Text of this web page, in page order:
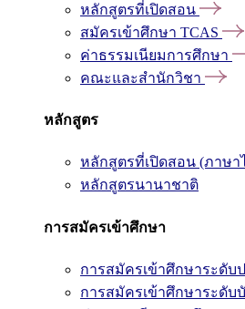
หลักสูตรที่เปิดสอน
สมัครเข้าศึกษา TCAS
ค่าธรรมเนียมการศึกษา
คณะและสำนักวิชา
หลักสูตร
หลักสูตรที่เปิดสอน (ภาษา
หลักสูตรนานาชาติ
การสมัครเข้าศึกษา
การสมัครเข้าศึกษาระดั
การสมัครเข้าศึกษาระดั